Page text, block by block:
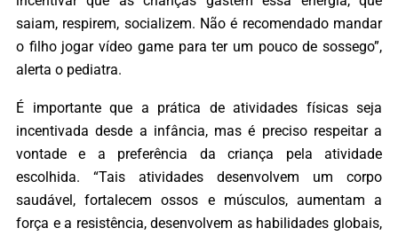
saiam, respirem, socializem. Não é recomendado mandar
o filho jogar vídeo game para ter um pouco de sossego”,
alerta o pediatra.
É importante que a prática de atividades físicas seja
incentivada desde a infância, mas é preciso respeitar a
vontade e a preferência da criança pela atividade
escolhida. “Tais atividades desenvolvem um corpo
saudável, fortalecem ossos e músculos, aumentam a
força e a resistência, desenvolvem as habilidades globais,